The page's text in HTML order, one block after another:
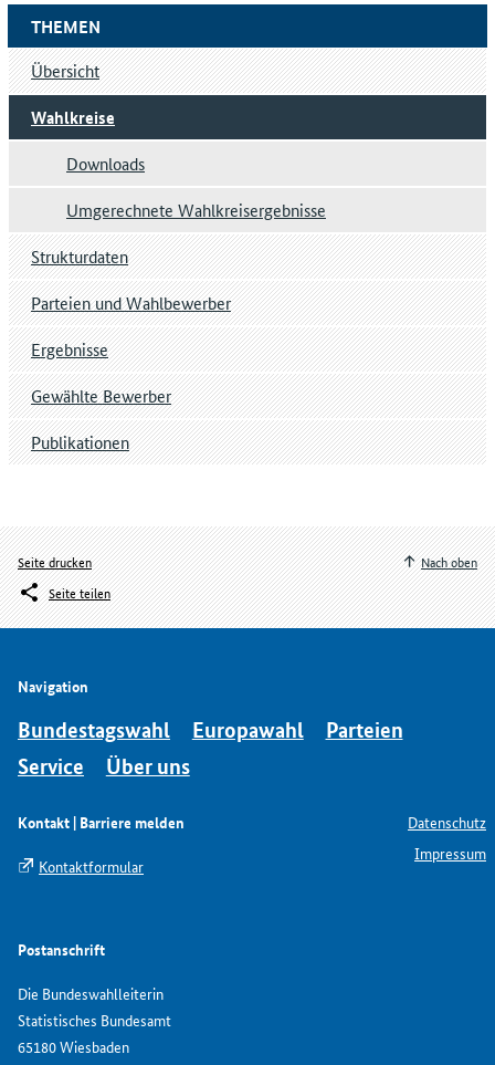
THEMEN
Übersicht
Wahlkreise
Downloads
Umgerechnete Wahlkreisergebnisse
Strukturdaten
Parteien und Wahlbewerber
Ergebnisse
Gewählte Bewerber
Publikationen
Seite drucken
Seite teilen
Nach oben
Navigation
Bundestagswahl Europawahl
Parteien
Service
Über uns
Kontakt | Barriere melden
Kontaktformular
Postanschrift
Die Bundeswahlleiterin
Statistisches Bundesamt
65180 Wiesbaden
Datenschutz
Impressum